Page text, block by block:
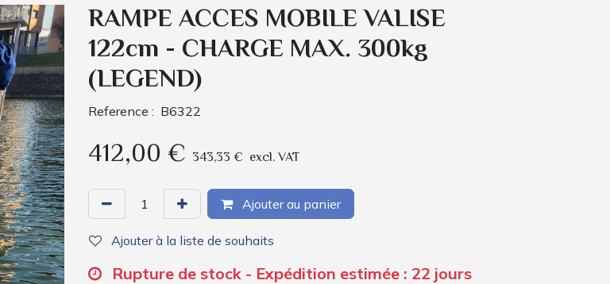
RAMPE ACCES MOBILE VALISE
122cm - CHARGE MAX. 300kg
(LEGEND)
Reference : B6322
412,00 € 343,33 € excl. VAT
Ajouter au panier
Ajouter à la liste de souhaits
Rupture de stock - Expédition estimée : 22 jours